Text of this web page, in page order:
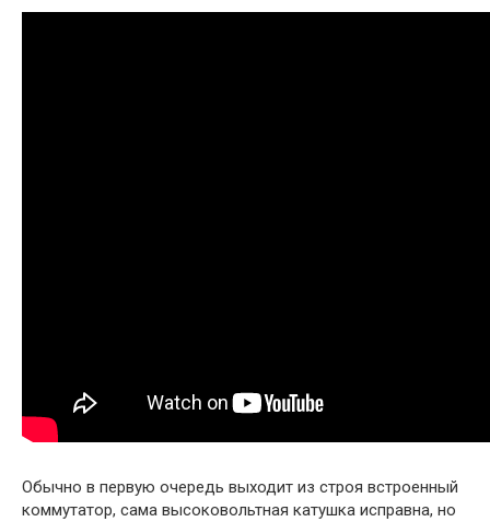
Обычно в первую очередь выходит из строя встроенный
коммутатор, сама высоковольтная катушка исправна, но